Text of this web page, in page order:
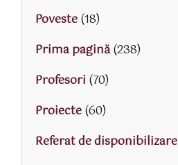
Poveste(18)
Prima pagină(238)
Profesori (70)
Proiecte(60)
Referat de disponibilizare